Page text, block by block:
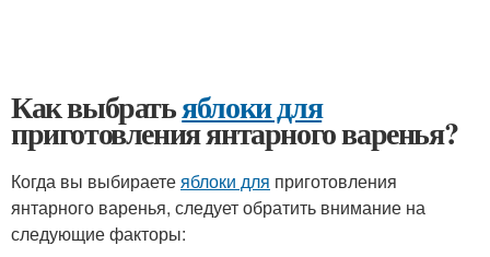
Как выбратьяблоки для
приготовления янтарного варенья?
Когда вы выбираетеяблоки для приготовления
янтарного варенья, следует обратить внимание на
следующие факторы: